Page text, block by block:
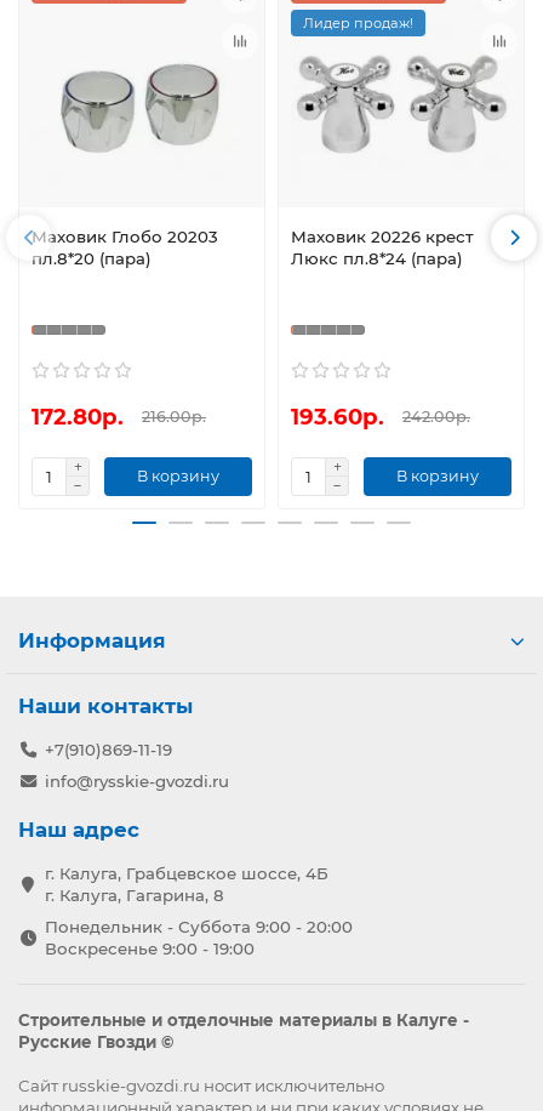
Маховик Глобо 20203
пл.8*20 (пара)
172.80р. 216.00р.
В корзину
Лидер продаж!
Маховик 20226 крест
Люкс пл.8*24 (пара)
193.60р. 242.00р.
В корзину
Информация
Наши контакты
+7(910)869-11-19
info@rysskie-gvozdi.ru
Наш адрес
г. Калуга, Грабцевское шоссе, 4Б
г. Калуга, Гагарина, 8
Понедельник - Суббота 9:00 - 20:00
Воскресенье 9:00 - 19:00
Строительные и отделочные материалы в Калуге -
Русские Гвозди ©
Сайт russkie-gvozdi.ru носит исключительно